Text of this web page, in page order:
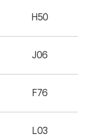
H50
J06
F76
L03